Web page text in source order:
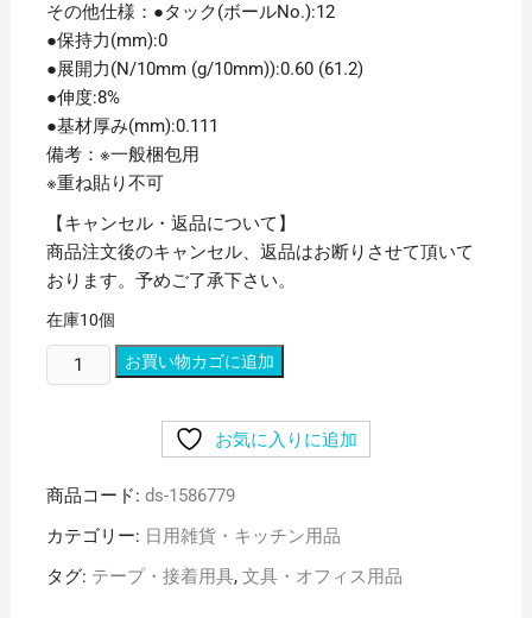
その他仕様：●タック(ボールNo.):12
●保持力(mm):0
●展開力(N/10mm (g/10mm)):0.60 (61.2)
●伸度:8%
●基材厚み(mm):0.111
備考：※一般梱包用
※重ね貼り不可
【キャンセル・返品について】
商品注文後のキャンセル、返品はお断りさせて頂いて
おります。予めご了承下さい。
在庫10個
と
化
学
ラ
お買い物カゴに追加
お気に入りに追加
商品コード: ds-1586779
カテゴリー: 日用雑貨・キッチン用品
タグ: テープ・接着用具, 文具・オフィス用品